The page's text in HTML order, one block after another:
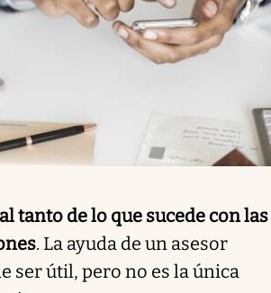
tanto de lo que sucede con las
. La ayuda de un asesor
ser útil, pero no es la única